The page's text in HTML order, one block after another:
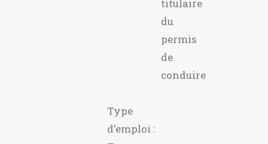
titulaire
du
permis
de
conduire
Type
d'emploi :